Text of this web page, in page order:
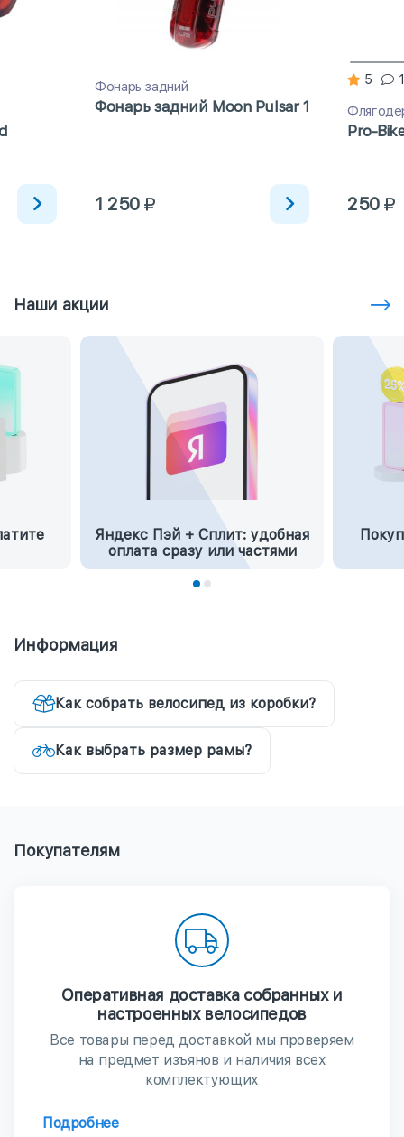
Фонарь задний
Фонарь задний Moon Pulsar 1
1 250
5 1
Pro-
250
Наши акции
Яндекс Пэй + Сплит: удобная
оплата сразу или частями
Информация
Как собрать велосипед из коробки?
Как выбрать размер рамы?
Покупателям
Оперативная доставка собранных и
настроенных велосипедов
Все товары перед доставкой мы проверяем
на предмет изъянов и наличия всех
комплектующих
Подробнее